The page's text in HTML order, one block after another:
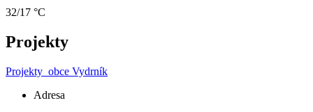
32/17 °C
Projekty
Projekty obce Vydrník
Adresa